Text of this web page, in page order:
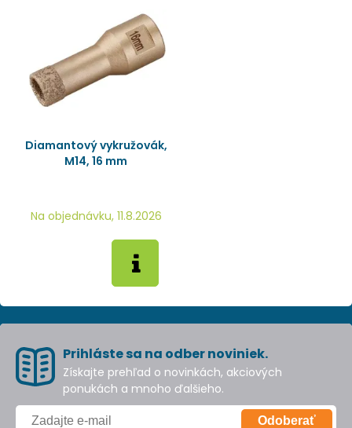
Diamantový vykružovák,
M14, 16 mm
Na objednávku, 11.8.2026
Prihláste sa na odber noviniek.
Získajte prehľad o novinkách, akciových
ponukách a mnoho ďalšieho.
Odoberať